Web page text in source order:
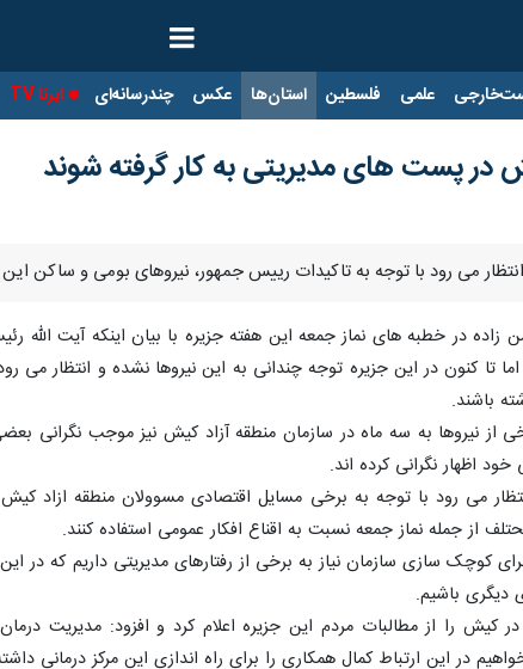
علمی فلسطین استان‌ها عکس چندرسانه‌ای ایرنا TV
در پست های مدیریتی به کار گرفته شوند